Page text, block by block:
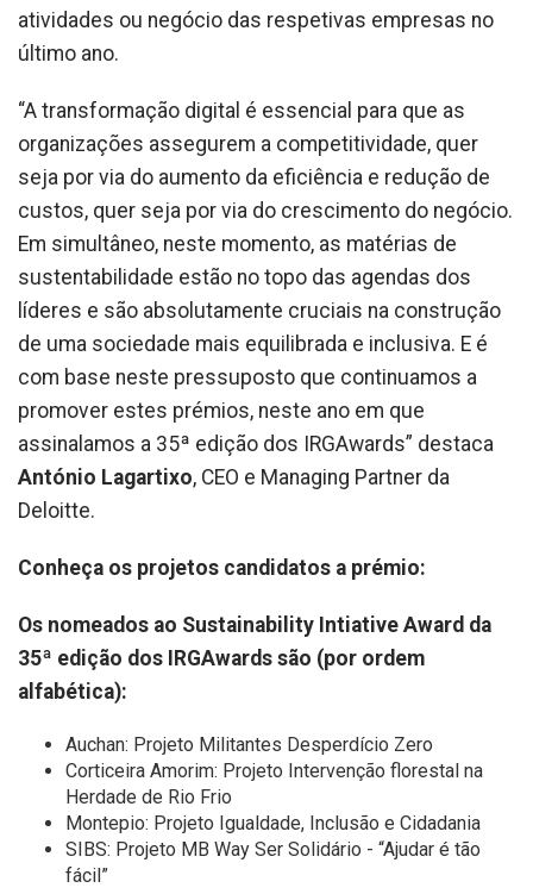
atividades ou negócio das respetivas empresas no
último ano.
“A transformação digital é essencial para que as
organizações assegurem a competitividade, quer
seja por via do aumento da eficiência e redução de
custos, quer seja por via do crescimento do negócio.
Em simultâneo, neste momento, as matérias de
sustentabilidade estão no topo das agendas dos
líderes e são absolutamente cruciais na construção
de uma sociedade mais equilibrada e inclusiva. E é
com base neste pressuposto que continuamos a
promover estes prémios, neste ano em que
assinalamos a 35ª edição dos IRGAwards” destaca
António Lagartixo, CEO e Managing Partner da
Deloitte.
Conheça os projetos candidatos a prémio:
Os nomeados ao Sustainability Intiative Award da
35ª edição dos IRGAwards são (por ordem
alfabética):
Auchan: Projeto Militantes Desperdício Zero
Corticeira Amorim: Projeto Intervenção florestal na
Herdade de Rio Frio
Montepio: Projeto Igualdade, Inclusão e Cidadania
SIBS: Projeto MB Way Ser Solidário - “Ajudar é tão
fácil”